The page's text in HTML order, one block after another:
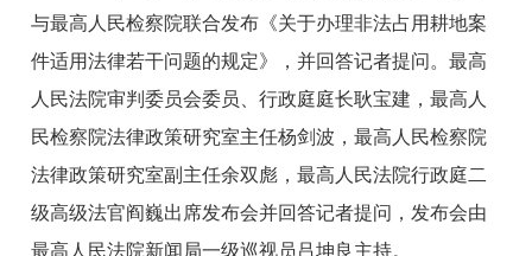
与最高人民检察院联合发布《关于办理非法占用耕地案
件适用法律若干问题的规定》，并回答记者提问。最高
人民法院审判委员会委员、行政庭庭长耿宝建，最高人
民检察院法律政策研究室主任杨剑波，最高人民检察院
法律政策研究室副主任余双彪，最高人民法院行政庭二
级高级法官阎巍出席发布会并回答记者提问，发布会由
最高人民法院新闻局一级巡视员吕坤良主持。